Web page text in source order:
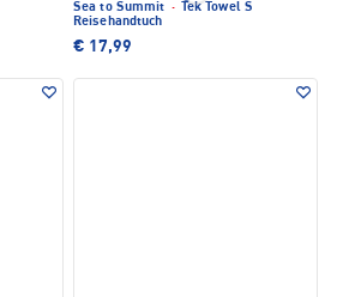
Sea to Summit ·
Tek Towel S
Reisehandtuch
€ 17,99